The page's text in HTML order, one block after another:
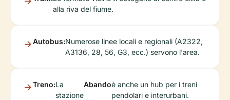
alla riva del fiume.
Autobus:Numerose linee locali e regionali (A2322,
A3136, 28, 56, G3, ecc.) servono l'area.
Treno:La
stazione
Abandoè anche un hub per i treni
pendolari e interurbani.